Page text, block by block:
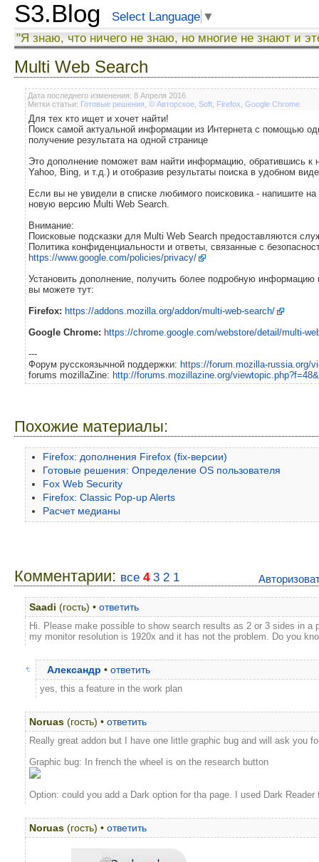
S3.Blog Select Language ▼
"Я знаю, что ничего не знаю, но многие не знают и
Multi Web Search
Дата последнего изменения: 8 Апреля 2016
Метки статьи: Готовые решения © Авторское Soft Firefox Google Chrome
Для тех кто ищет и хочет найти!
Поиск самой актуальной информации из Интернета с помощью
получение результата на одной странице
Это дополнение поможет вам найти информацию, обратившись к
Yahoo, Bing, и т.д.) и отобразив результаты поиска в удобном
Если вы не увидели в списке любимого поисковика - напишите
новую версию Multi Web Search.
Внимание:
Поисковые подсказки для Multi Web Search предоставляются
Политика конфиденциальности и ответы, связанные с
https://www.google.com/policies/privacy/
Установить дополнение, получить более подробную
вы можете тут:
Firefox: https://addons.mozilla.org/addon/multi-web-search/
Google Chrome: https://chrome.google.com/webstore/detail/multi-
---
Форум русскоязычной поддержки: https://forum.mozilla-russia.org/
forums mozillaZine: http://forums.mozillazine.org/
Похожие материалы:
Firefox: дополнения Firefox (fix-версии)
Готовые решения: Определение OS пользователя
Fox Web Security
Firefox: Classic Pop-up Alerts
Расчет медианы
Комментарии: все 4 3 2 1
Saadi (гость) • ответить
Hi. Please make possible to show search results as 2 or 3 sides in a
my monitor resolution is 1920x and it has not the problem. Do you
Александр • ответить
yes, this a feature in the work plan
Noruas (гость) • ответить
Really great addon but I have one little graphic bug and will ask you
Graphic bug: In french the wheel is on the research button
Option: could you add a Dark option for tha page. I used Dark
Noruas (гость) • ответить